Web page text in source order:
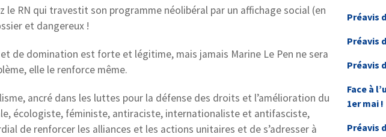
le RN qui travestit son programme néolibéral par un affichage social (en
et dangereux !
de domination est forte et légitime, mais jamais Marine Le Pen ne sera
elle le renforce même.
ancré dans les luttes pour la défense des droits et l’amélioration du
écologiste, féministe, antiraciste, internationaliste et antifasciste,
de renforcer les alliances et les actions unitaires et de s’adresser à
Préavis
Préavis
Préavis
Face à
1er mai !
Préavis